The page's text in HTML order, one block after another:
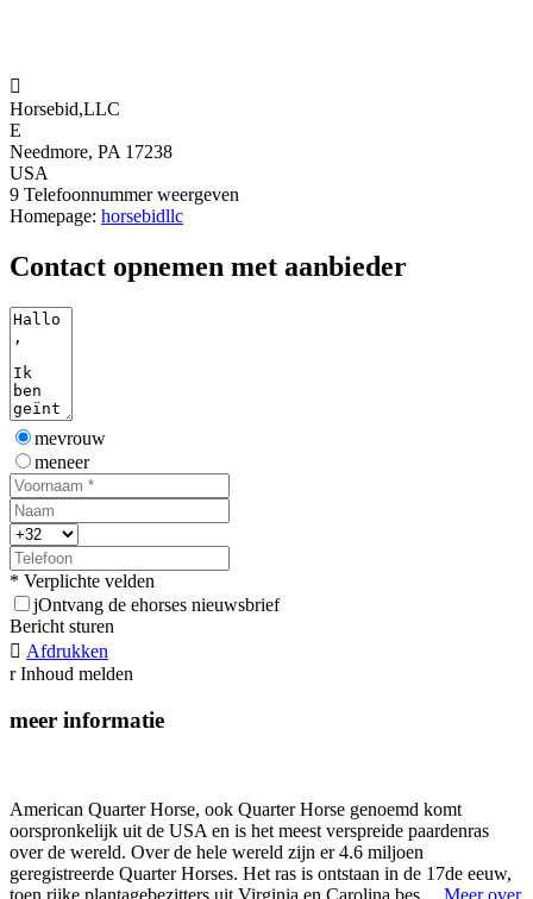

Horsebid,LLC
E
Needmore, PA 17238
USA
9 Telefoonnummer weergeven
Homepage: horsebidllc
Contact opnemen met aanbieder
mevrouw
meneer
* Verplichte velden
jOntvang de ehorses nieuwsbrief
Bericht sturen
 Afdrukken
r Inhoud melden
meer informatie
American Quarter Horse, ook Quarter Horse genoemd komt
oorspronkelijk uit de USA en is het meest verspreide paardenras
over de wereld. Over de hele wereld zijn er 4.6 miljoen
geregistreerde Quarter Horses. Het ras is ontstaan in de 17de eeuw,
toen rijke plantagebezitters uit Virginia en Carolina bes ... Meer over